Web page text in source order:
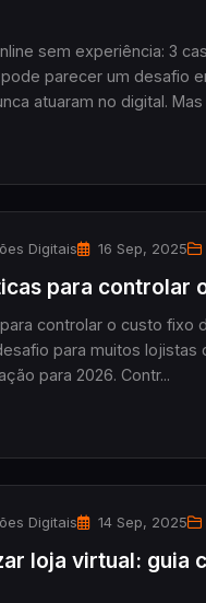
sem experiência: 3
parecer um desafio
atuaram no digital. Mas
Digitais 16 Sep, 2025
para controlar
controlar o custo fixo
para muitos
para 2026. Contr...
Digitais 14 Sep, 2025
loja virtual: guia